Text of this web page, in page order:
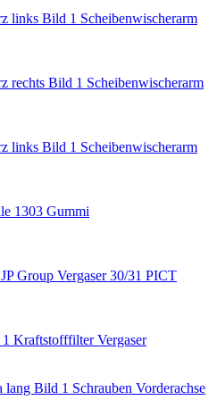
Scheibenwischerarm
Scheibenwischerarm
Scheibenwischerarm
Gummi
JP Group Vergaser 30/31 PICT
Kraftstofffilter Vergaser
Schrauben Vorderachse